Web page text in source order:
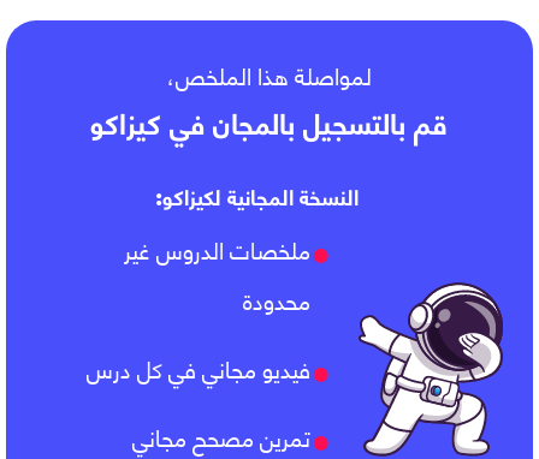
لمواصلة هذا الملخص،
قم بالتسجيل بالمجان في كيزاكو
النسخة المجانية لكيزاكو:
ملخصات الدروس غير
محدودة
فيديو مجاني في كل درس
تمرين مصحح مجاني